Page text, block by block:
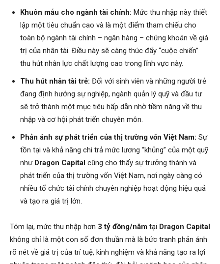
Khuôn mẫu cho ngành tài chính: Mức thu nhập này thiết
lập một tiêu chuẩn cao và là một điểm tham chiếu cho
toàn bộ ngành tài chính – ngân hàng – chứng khoán về giá
trị của nhân tài. Điều này sẽ càng thúc đẩy “cuộc chiến”
thu hút nhân lực chất lượng cao trong lĩnh vực này.
Thu hút nhân tài trẻ: Đối với sinh viên và những người trẻ
đang định hướng sự nghiệp, ngành quản lý quỹ và đầu tư
sẽ trở thành một mục tiêu hấp dẫn nhờ tiềm năng về thu
nhập và cơ hội phát triển chuyên môn.
Phản ánh sự phát triển của thị trường vốn Việt Nam: Sự
tồn tại và khả năng chi trả mức lương “khủng” của một quỹ
như Dragon Capital cũng cho thấy sự trưởng thành và
phát triển của thị trường vốn Việt Nam, nơi ngày càng có
nhiều tổ chức tài chính chuyên nghiệp hoạt động hiệu quả
và tạo ra giá trị lớn.
Tóm lại, mức thu nhập hơn 3 tỷ đồng/năm tại Dragon Capital
không chỉ là một con số đơn thuần mà là bức tranh phản ánh
rõ nét về giá trị của trí tuệ, kinh nghiệm và khả năng tạo ra lợi